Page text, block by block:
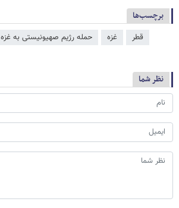
برچسب‌ها
قطر غزه حمله رژیم صهیونیستی به غزه
نظر شما